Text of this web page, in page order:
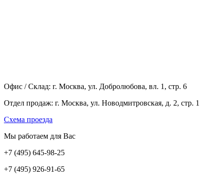
Офис / Склад: г. Москва, ул. Добролюбова, вл. 1, стр. 6
Отдел продаж: г. Москва, ул. Новодмитровская, д. 2, стр. 1
Cхема проезда
Мы работаем для Вас
+7 (495) 645-98-25
+7 (495) 926-91-65